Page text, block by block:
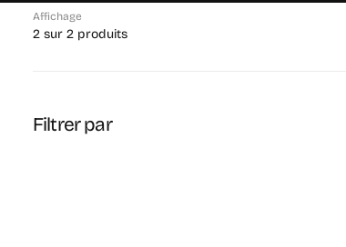
Affichage
2 sur 2 produits
Filtrer par